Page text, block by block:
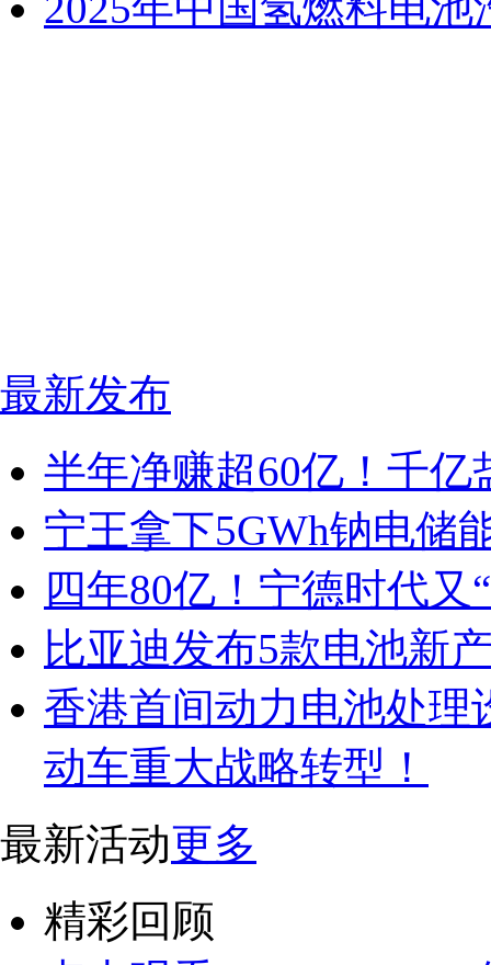
最新发布
半年净赚超60亿！千
宁王拿下5GWh钠电储
四年80亿！宁德时代
比亚迪发布5款电池新
香港首间动力电池处理
动车重大战略转型！
最新活动更多
精彩回顾